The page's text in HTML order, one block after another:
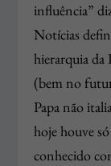
influência”
Notícias
hierarquia da
(bem no
Papa não
hoje houve
conhecido